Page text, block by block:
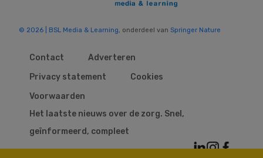
© 2026 | BSL Media & Learning, onderdeel van Springer Nature
Contact
Adverteren
Privacy statement
Cookies
Voorwaarden
Het laatste nieuws over de zorg. Snel,
geïnformeerd, compleet